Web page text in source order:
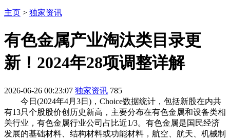
主页 > 独家资讯
有色金属产业淘汰类目录更
新！2024年28项调整详解
2026-06-26 00:23:07 独家资讯 785
今日(2024年4月3日)，Choice数据统计，包括新股在内共
有13只个股股价创历史新高，主要分布在有色金属和设备类相
关行业，有色金属行业公司占比近1/3。有色金属是国民经济
发展的基础材料、结构材料或功能材料，航空、航天、机械制